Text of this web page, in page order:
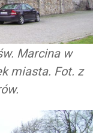
Marcina w
miasta. Fot. z